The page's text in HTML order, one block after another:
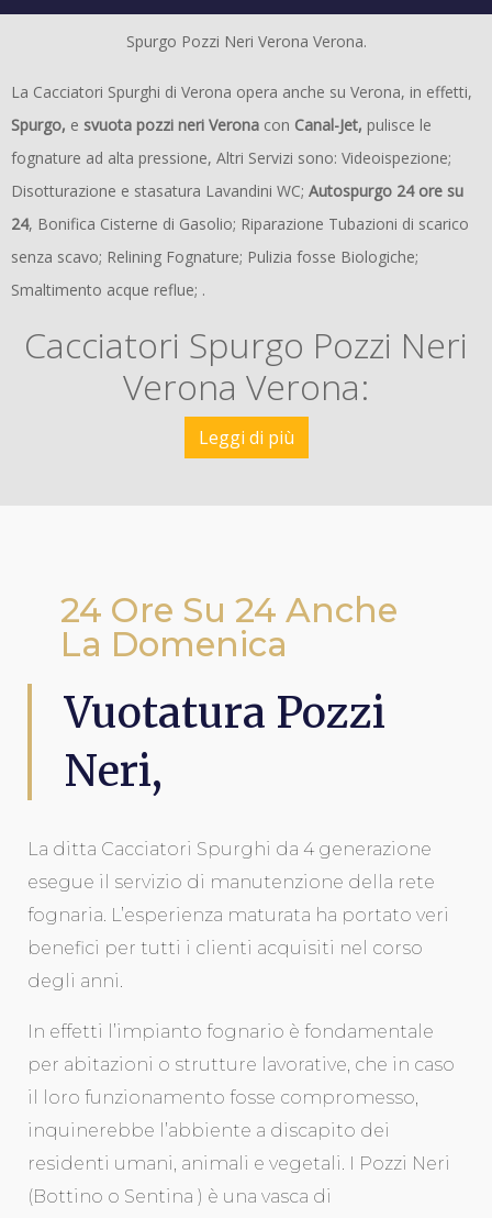
Spurgo Pozzi Neri Verona Verona.
La Cacciatori Spurghi di Verona opera anche su Verona, in effetti,
Spurgo, e svuota pozzi neri Verona con Canal-Jet, pulisce le
fognature ad alta pressione, Altri Servizi sono: Videoispezione;
Disotturazione e stasatura Lavandini WC; Autospurgo 24 ore su
24, Bonifica Cisterne di Gasolio; Riparazione Tubazioni di scarico
senza scavo; Relining Fognature; Pulizia fosse Biologiche;
Smaltimento acque reflue; .
Cacciatori Spurgo Pozzi Neri
Verona Verona:
Leggi di più
24 Ore Su 24 Anche
La Domenica
Vuotatura Pozzi
Neri,
La ditta Cacciatori Spurghi da 4 generazione
esegue il servizio di manutenzione della rete
fognaria. L’esperienza maturata ha portato veri
benefici per tutti i clienti acquisiti nel corso
degli anni.
In effetti l’impianto fognario è fondamentale
per abitazioni o strutture lavorative, che in caso
il loro funzionamento fosse compromesso,
inquinerebbe l’abbiente a discapito dei
residenti umani, animali e vegetali. I Pozzi Neri
(Bottino o Sentina ) è una vasca di